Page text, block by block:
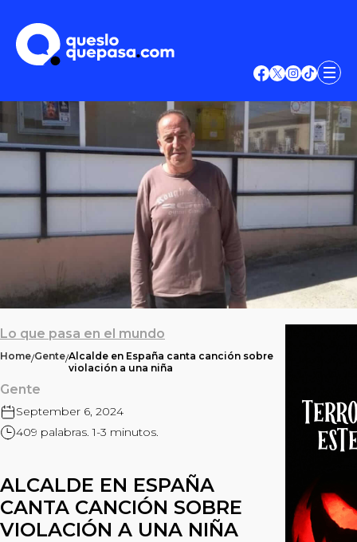
Lo que pasa en el mundo
Home/Gente/Alcalde en España canta canción sobre
violación a una niña
Gente
September 6, 2024
409 palabras. 1-3 minutos.
ALCALDE EN ESPAÑA
CANTA CANCIÓN SOBRE
VIOLACIÓN A UNA NIÑA